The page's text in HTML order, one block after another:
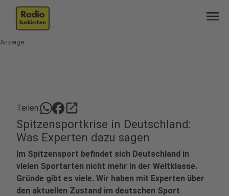
menu
Anzeige
Teilen: open_in_new
Spitzensportkrise in Deutschland:
Was Experten dazu sagen
Im Spitzensport befindet sich Deutschland in
vielen Sportarten nicht mehr in der Weltklasse.
Gründe gibt es viele. Wir haben mit Experten über
den aktuellen Zustand im deutschen Sport